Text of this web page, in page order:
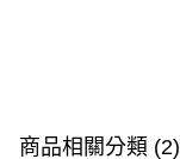
商品相關分類 (2)